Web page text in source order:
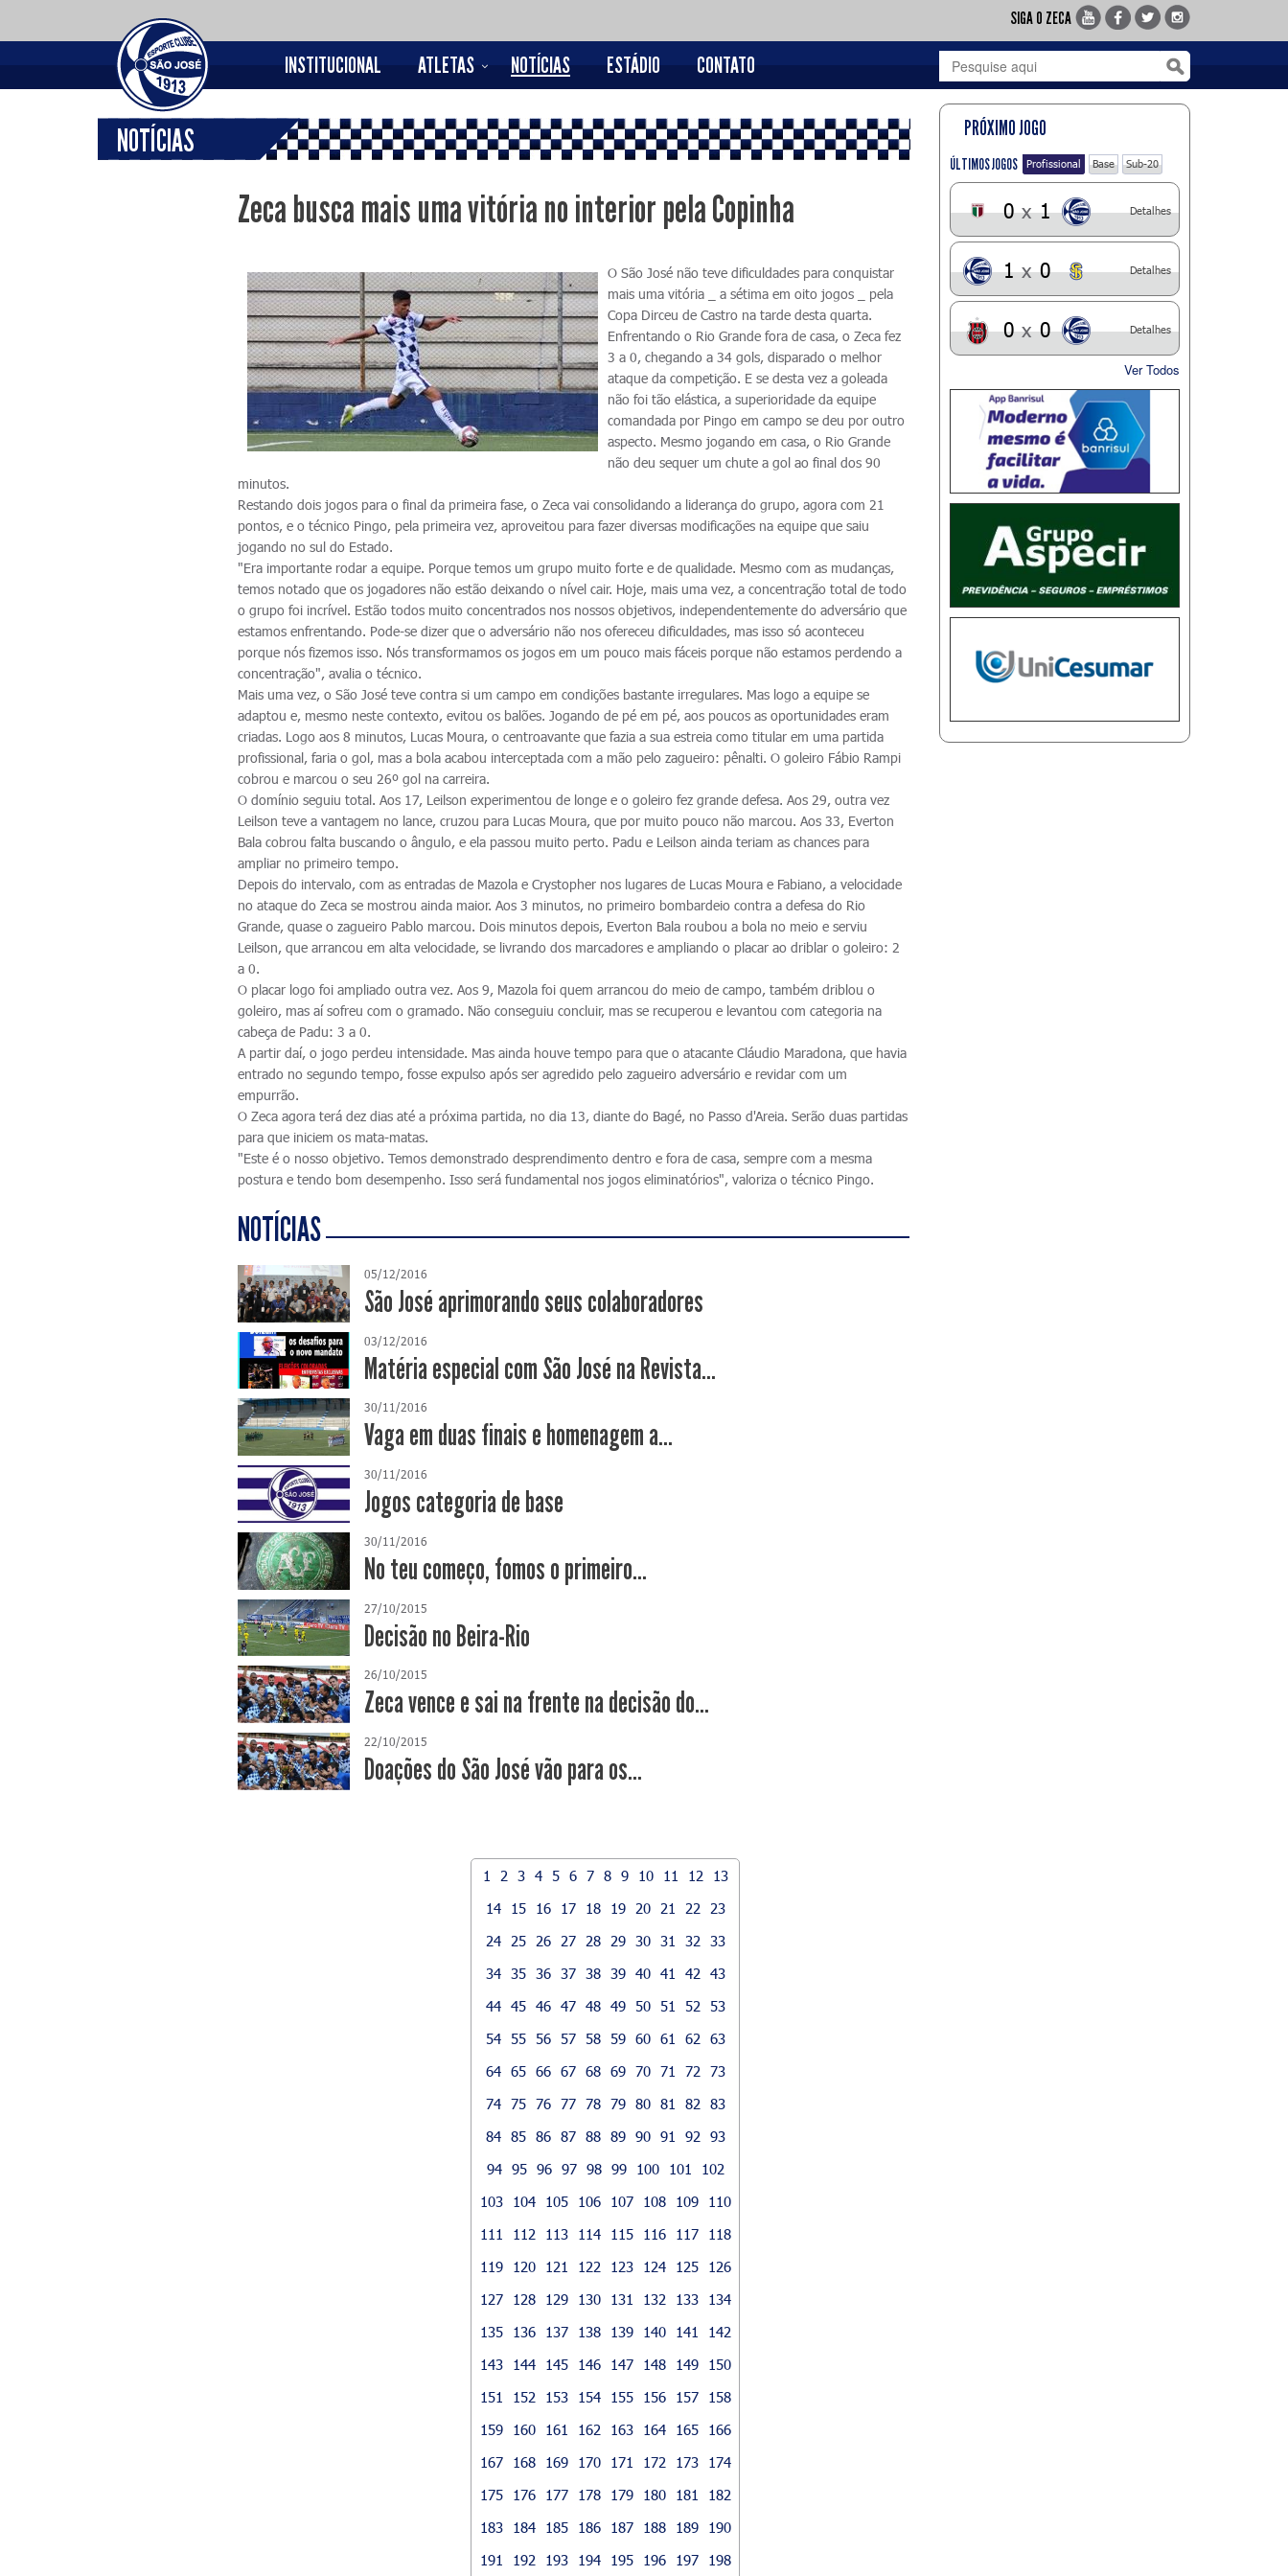
SIGA O ZECA
INSTITUCIONAL ATLETAS NOTÍCIAS ESTÁDIO CONTATO
NOTÍCIAS
Zeca busca mais uma vitória no interior pela Copinha
O São José não teve dificuldades para conquistar
mais uma vitória _ a sétima em oito jogos _ pela
Copa Dirceu de Castro na tarde desta quarta.
Enfrentando o Rio Grande fora de casa, o Zeca fez
3 a 0, chegando a 34 gols, disparado o melhor
ataque da competição. E se desta vez a goleada
não foi tão elástica, a superioridade da equipe
comandada por Pingo em campo se deu por outro
aspecto. Mesmo jogando em casa, o Rio Grande
não deu sequer um chute a gol ao final dos 90
minutos.
Restando dois jogos para o final da primeira fase, o Zeca vai consolidando a liderança do grupo, agora com 21
pontos, e o técnico Pingo, pela primeira vez, aproveitou para fazer diversas modificações na equipe que saiu
jogando no sul do Estado.
"Era importante rodar a equipe. Porque temos um grupo muito forte e de qualidade. Mesmo com as mudanças,
temos notado que os jogadores não estão deixando o nível cair. Hoje, mais uma vez, a concentração total de todo
o grupo foi incrível. Estão todos muito concentrados nos nossos objetivos, independentemente do adversário que
estamos enfrentando. Pode-se dizer que o adversário não nos ofereceu dificuldades, mas isso só aconteceu
porque nós fizemos isso. Nós transformamos os jogos em um pouco mais fáceis porque não estamos perdendo a
concentração", avalia o técnico.
Mais uma vez, o São José teve contra si um campo em condições bastante irregulares. Mas logo a equipe se
adaptou e, mesmo neste contexto, evitou os balões. Jogando de pé em pé, aos poucos as oportunidades eram
criadas. Logo aos 8 minutos, Lucas Moura, o centroavante que fazia a sua estreia como titular em uma partida
profissional, faria o gol, mas a bola acabou interceptada com a mão pelo zagueiro: pênalti. O goleiro Fábio Rampi
cobrou e marcou o seu 26º gol na carreira.
O domínio seguiu total. Aos 17, Leilson experimentou de longe e o goleiro fez grande defesa. Aos 29, outra vez
Leilson teve a vantagem no lance, cruzou para Lucas Moura, que por muito pouco não marcou. Aos 33, Everton
Bala cobrou falta buscando o ângulo, e ela passou muito perto. Padu e Leilson ainda teriam as chances para
ampliar no primeiro tempo.
Depois do intervalo, com as entradas de Mazola e Crystopher nos lugares de Lucas Moura e Fabiano, a velocidade
no ataque do Zeca se mostrou ainda maior. Aos 3 minutos, no primeiro bombardeio contra a defesa do Rio
Grande, quase o zagueiro Pablo marcou. Dois minutos depois, Everton Bala roubou a bola no meio e serviu
Leilson, que arrancou em alta velocidade, se livrando dos marcadores e ampliando o placar ao driblar o goleiro: 2
a 0.
O placar logo foi ampliado outra vez. Aos 9, Mazola foi quem arrancou do meio de campo, também driblou o
goleiro, mas aí sofreu com o gramado. Não conseguiu concluir, mas se recuperou e levantou com categoria na
cabeça de Padu: 3 a 0.
A partir daí, o jogo perdeu intensidade. Mas ainda houve tempo para que o atacante Cláudio Maradona, que havia
entrado no segundo tempo, fosse expulso após ser agredido pelo zagueiro adversário e revidar com um
empurrão.
O Zeca agora terá dez dias até a próxima partida, no dia 13, diante do Bagé, no Passo d'Areia. Serão duas partidas
para que iniciem os mata-matas.
"Este é o nosso objetivo. Temos demonstrado desprendimento dentro e fora de casa, sempre com a mesma
postura e tendo bom desempenho. Isso será fundamental nos jogos eliminatórios", valoriza o técnico Pingo.
NOTÍCIAS
05/12/2016
São José aprimorando seus colaboradores
03/12/2016
Matéria especial com São José na Revista...
30/11/2016
Vaga em duas finais e homenagem a...
30/11/2016
Jogos categoria de base
30/11/2016
No teu começo, fomos o primeiro...
27/10/2015
Decisão no Beira-Rio
26/10/2015
Zeca vence e sai na frente na decisão do...
22/10/2015
Doações do São José vão para os...
1 2 3 4 5 6 7 8 9 10 11 12
13
14
15 16 17 18 19 20 21 22
23
24
25 26 27 28 29 30 31 32
33
34 35 36 37 38 39 40 41 42
43
44 45 46 47 48 49 50 51 52
53
54 55 56 57 58 59 60 61 62
63
64 65 66 67 68 69 70 71 72
73
74 75 76 77 78 79 80 81 82
83
84 85 86 87 88 89 90 91 92
93
94 95 96 97 98 99 100 101
102
103
104 105 106 107 108 109
110
111
112 113 114 115 116 117
118
119
120 121 122 123 124 125
126
127
128 129 130 131 132 133
134
135
136 137 138 139 140 141
142
143
144 145 146 147 148 149
150
151
152 153 154 155 156 157
158
159
160 161 162 163 164 165
166
167
168 169 170 171 172 173
174
175
176 177 178 179 180 181
182
183
184 185 186 187 188 189
190
191
192 193 194 195 196 197
198
PRÓXIMO JOGO
ÚLTIMOS JOGOS Profissional Base Sub-20
0 x 1 Detalhes
1 x 0 Detalhes
0 x 0 Detalhes
Ver Todos